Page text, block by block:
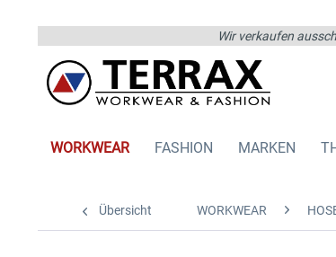
Wir verkaufen
WORKWEAR FASHION MARKEN
Übersicht WORKWEAR